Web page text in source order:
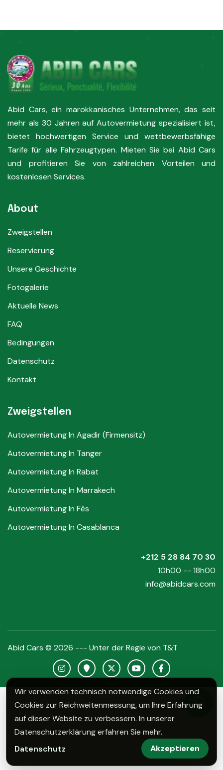
Abid Cars, ein marokkanisches Unternehmen, das seit
mehr als 30 Jahren auf Autovermietung spezialisiert ist,
bietet hochwertigen Service und wettbewerbsfähige
Tarife für alle Fahrzeugtypen. Mieten Sie bei Abid Cars
und profitieren Sie von zahlreichen Vorteilen und
kostenlosen Services.
About
Zweigstellen
Reservierung
Unsere Geschichte
Fotogalerie
Aktuelle News
FAQ
Bedingungen
Datenschutz
Kontakt
Zweigstellen
Autovermietung In Agadir (Firmensitz)
Autovermietung In Tanger
Autovermietung In Rabat
Autovermietung In Marrakech
Autovermietung In Fès
Autovermietung In Casablanca
+212 5 28 84 70 30
10h00 -- 18h00
info@abidcars.com
Abid Cars © 2026 --- Unter der Regie von T&T
Instagram Abid Cars
Google Maps Abid Cars
X Abid CarsYouTube Abid Cars
Facebook Abid
Wir verwenden technisch notwendige Cookies und
Cookies zur Reichweitenmessung, um Ihre Erfahrung
auf dieser Website zu verbessern. In unserer
Datenschutzerklärung erfahren Sie mehr.
Datenschutz
Akzeptieren